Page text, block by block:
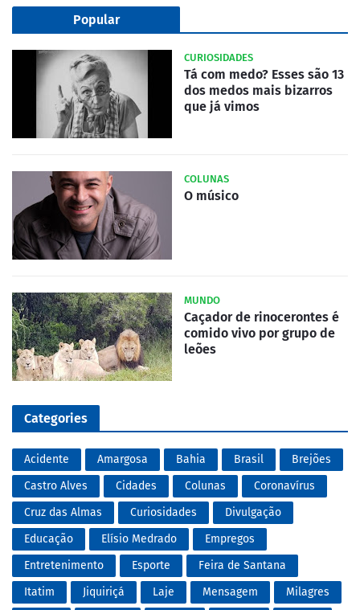
Popular
CURIOSIDADES
Tá com medo? Esses são 13
dos medos mais bizarros
que já vimos
COLUNAS
O músico
MUNDO
Caçador de rinocerontes é
comido vivo por grupo de
leões
Categories
Acidente Amargosa Bahia Brasil
Brejões
Castro Alves
Cidades Colunas
Coronavírus
Cruz das Almas
Curiosidades
Divulgação
Educação
Elísio Medrado
Empregos
Entretenimento
Esporte
Feira de Santana
Itatim
Jiquiriçá Laje Mensagem
Milagres